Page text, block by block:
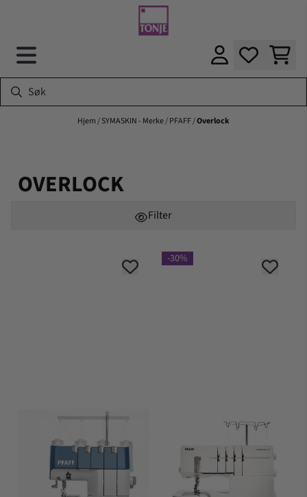
Hjem/SYMASKIN - Merke/PFAFF/Overlock
OVERLOCK
Filter
-30%